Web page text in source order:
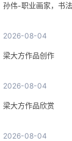
孙伟-职业画家，书
2026-08-04
梁大方作品创作
2026-08-04
梁大方作品欣赏
2026-08-04